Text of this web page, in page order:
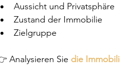
Aussicht und Privatsphäre
Zustand der Immobilie
Zielgruppe
Analysieren Sie die